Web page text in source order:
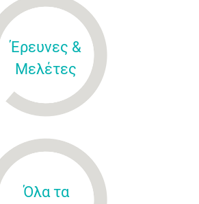
Έρευνες &
Μελέτες
Όλα τα